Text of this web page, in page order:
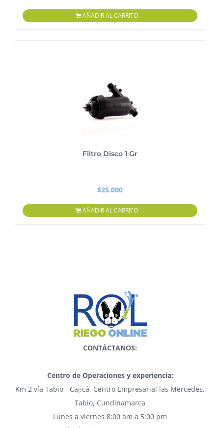
AÑADIR AL CARRITO
Filtro Disco 1 Gr
$25.000
AÑADIR AL CARRITO
CONTÁCTANOS:
Centro de Operaciones y experiencia:
Km 2 vía Tabio - Cajicá, Centro Empresarial las Mercedes,
Tabio, Cundinamarca
Lunes a viernes 8:00 am a 5:00 pm